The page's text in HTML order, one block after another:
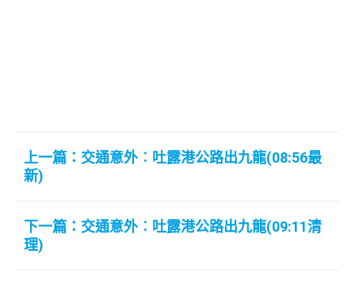
上一篇：交通意外︰吐露港公路出九龍(08:56最
新)
下一篇：交通意外︰吐露港公路出九龍(09:11清
理)